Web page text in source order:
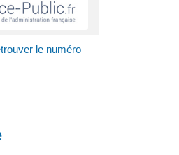
le numéro